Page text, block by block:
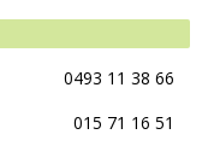
0493 11 38 66
015 71 16 51